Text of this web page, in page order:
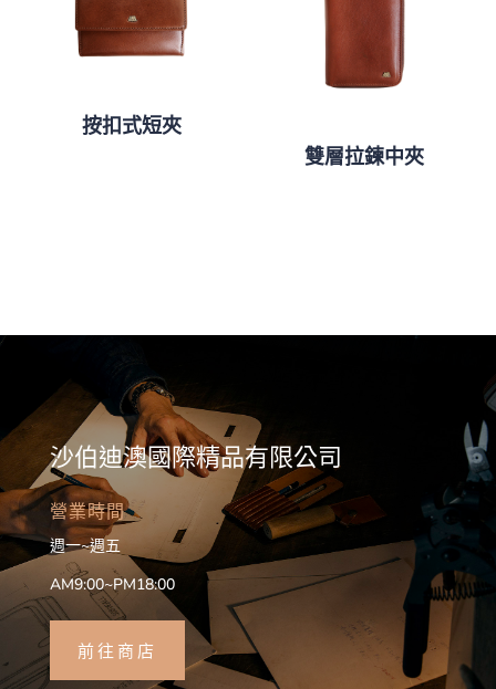
按扣式短夾
雙層拉鍊中夾
沙伯迪澳國際精品有限公司
營業時間
週一~週五
AM9:00~PM18:00
前往商店